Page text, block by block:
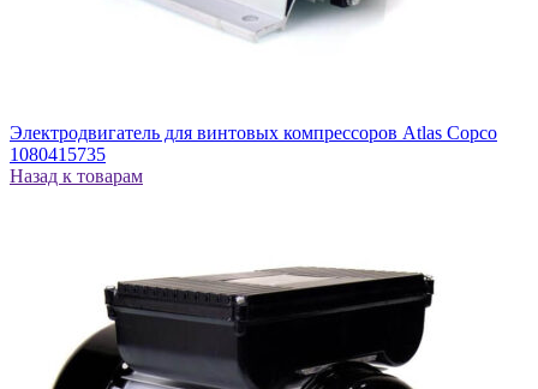
Электродвигатель для винтовых компрессоров Atlas Copco
1080415735
Назад к товарам